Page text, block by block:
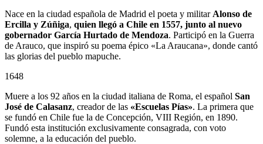
Nace en la ciudad española de Madrid el poeta y militar Alonso de
Ercilla y Zúñiga, quien llegó a Chile en 1557, junto al nuevo
gobernador García Hurtado de Mendoza. Participó en la Guerra
de Arauco, que inspiró su poema épico «La Araucana», donde cantó
las glorias del pueblo mapuche.
1648
Muere a los 92 años en la ciudad italiana de Roma, el español San
José de Calasanz, creador de las «Escuelas Pías». La primera que
se fundó en Chile fue la de Concepción, VIII Región, en 1890.
Fundó esta institución exclusivamente consagrada, con voto
solemne, a la educación del pueblo.